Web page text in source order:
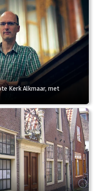
Kerk Alkmaar, met